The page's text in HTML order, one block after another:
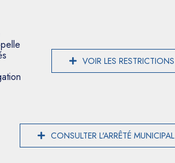
VOIR LES RESTRICTIONS
CONSULTER L'ARRÊTÉ MUNICIPAL